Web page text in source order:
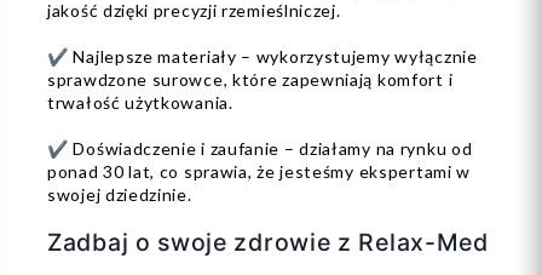
jakość dzięki precyzji rzemieślniczej.
✔ Najlepsze materiały – wykorzystujemy wyłącznie
sprawdzone surowce, które zapewniają komfort i
trwałość użytkowania.
✔ Doświadczenie i zaufanie – działamy na rynku od
ponad 30 lat, co sprawia, że jesteśmy ekspertami w
swojej dziedzinie.
Zadbaj o swoje zdrowie z Relax-Med